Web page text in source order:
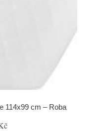
114x99 cm – Roba